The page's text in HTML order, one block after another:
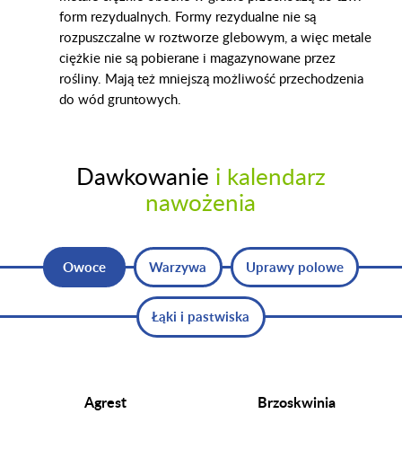
form rezydualnych. Formy rezydualne nie są
rozpuszczalne w roztworze glebowym, a więc metale
ciężkie nie są pobierane i magazynowane przez
rośliny. Mają też mniejszą możliwość przechodzenia
do wód gruntowych.
Dawkowanie i kalendarz
nawożenia
Owoce Warzywa Uprawy polowe
Łąki i pastwiska
Agrest Brzoskwinia